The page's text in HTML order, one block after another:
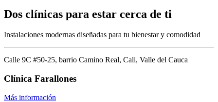
Dos clínicas para estar cerca de ti
Instalaciones modernas diseñadas para tu bienestar y comodidad
Calle 9C #50-25, barrio Camino Real, Cali, Valle del Cauca
Clínica Farallones
Más información